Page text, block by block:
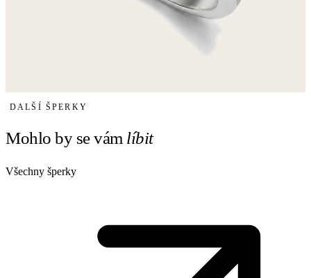
DALŠÍ ŠPERKY
Mohlo by se vám líbit
Všechny šperky